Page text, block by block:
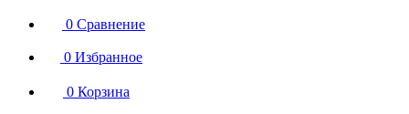
0 Сравнение
0 Избранное
0 Корзина